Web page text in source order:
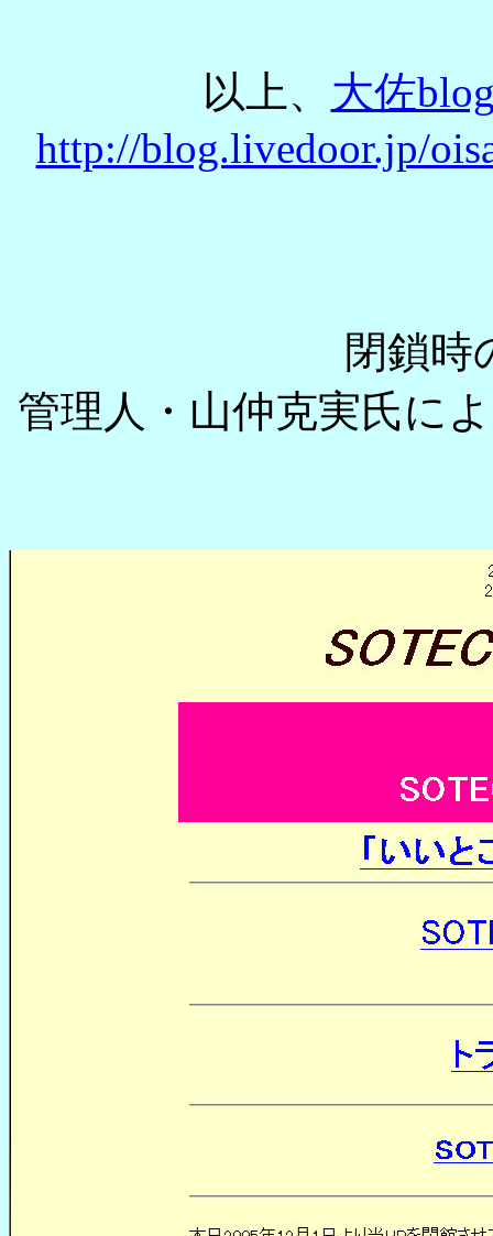
以上、 大佐
http://blog.livedoor.jp/
閉鎖時
管理人・山仲克実氏に